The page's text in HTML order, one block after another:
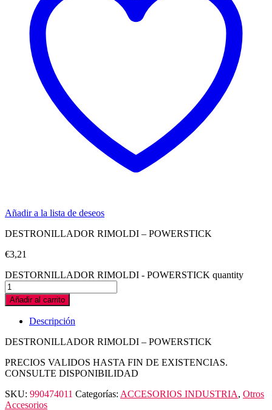
Añadir a la lista de deseos
DESTRONILLADOR RIMOLDI – POWERSTICK
€3,21
DESTORNILLADOR RIMOLDI - POWERSTICK quantity
Añadir al carrito
Descripción
DESTRONILLADOR RIMOLDI – POWERSTICK
PRECIOS VALIDOS HASTA FIN DE EXISTENCIAS.
CONSULTE DISPONIBILIDAD
SKU: 990474011 Categorías: ACCESORIOS INDUSTRIA, Otros
Accesorios